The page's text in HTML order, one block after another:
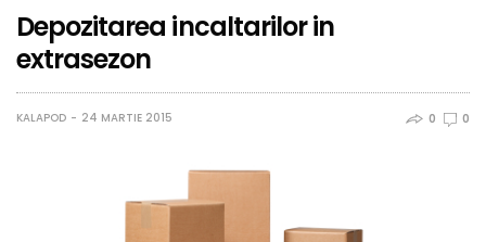
Depozitarea incaltarilor in
extrasezon
KALAPOD 24 MARTIE 2015 0 0